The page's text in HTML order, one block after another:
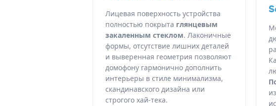
Лицевая поверхность устройства
полностью покрыта глянцевым
закаленным стеклом. Лаконичные
формы, отсутствие лишних деталей
и выверенная геометрия позволяют
домофону гармонично дополнить
интерьеры в стиле минимализма,
скандинавского дизайна или
строгого хай-тека.